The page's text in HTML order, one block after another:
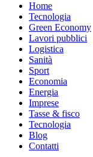
Home
Tecnologia
Green Economy
Lavori pubblici
Logistica
Sanità
Sport
Economia
Energia
Imprese
Tasse & fisco
Tecnologia
Blog
Contatti